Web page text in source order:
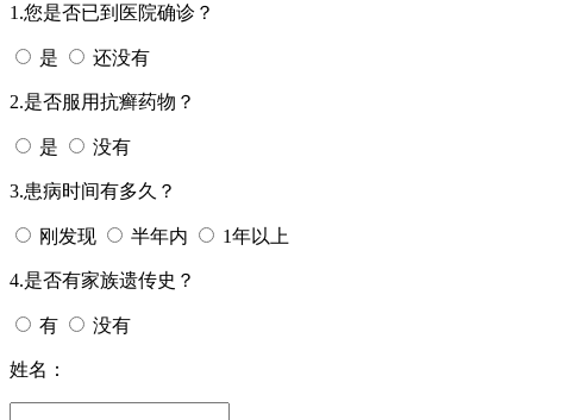
1.您是否已到医院确诊？
是 还没有
2.是否服用抗癣药物？
是 没有
3.患病时间有多久？
刚发现 半年内 1年以上
4.是否有家族遗传史？
有 没有
姓名：